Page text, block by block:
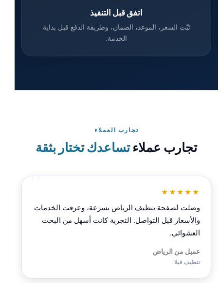
اتفق قبل التنفيذ
ثبّت السعر، الموعد، الضمان، وطريقة الدفع قبل بداية
الخدمة.
تجارب العملاء
تجارب عملاءتساعدك تختار بثقة
★★★★★
وصلت لصفحة تنظيف الرياض بسرعة، وعرفت الخدمات
والأسعار قبل التواصل. التجربة كانت أسهل من البحث
العشوائي.
عميل من الرياض
تنظيف فيلا